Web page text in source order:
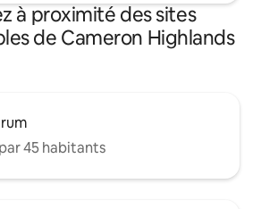
à proximité des sites
de Cameron Highlands
45 habitants